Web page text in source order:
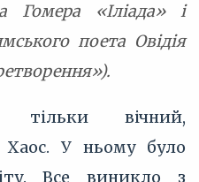
Гомера «Іліада» і
поета Овідія
тільки вічний,
У ньому було
Все виникло з